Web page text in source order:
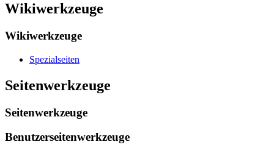
Wikiwerkzeuge
Wikiwerkzeuge
Spezialseiten
Seitenwerkzeuge
Seitenwerkzeuge
Benutzerseitenwerkzeuge